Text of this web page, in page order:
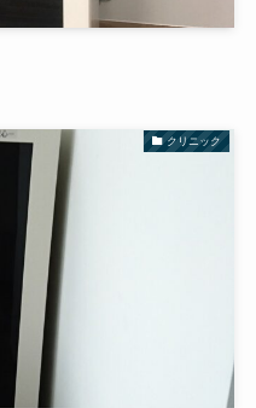
クリニック